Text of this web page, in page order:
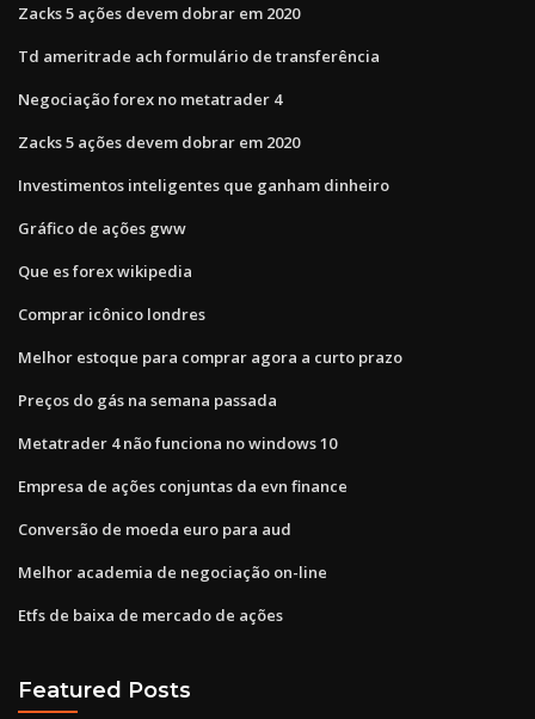
Zacks 5 ações devem dobrar em 2020
Td ameritrade ach formulário de transferência
Negociação forex no metatrader 4
Zacks 5 ações devem dobrar em 2020
Investimentos inteligentes que ganham dinheiro
Gráfico de ações gww
Que es forex wikipedia
Comprar icônico londres
Melhor estoque para comprar agora a curto prazo
Preços do gás na semana passada
Metatrader 4 não funciona no windows 10
Empresa de ações conjuntas da evn finance
Conversão de moeda euro para aud
Melhor academia de negociação on-line
Etfs de baixa de mercado de ações
Featured Posts